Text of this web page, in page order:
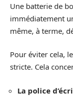
Une batterie de
immédiatement
même, à terme,
Pour éviter cela,
stricte. Cela
La police